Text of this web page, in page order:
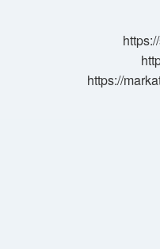
https://